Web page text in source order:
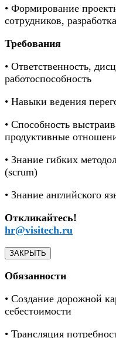
• Формирование
сотрудников,
Требования
• Ответственность,
работоспособность
• Навыки ведения
• Способность
продуктивные
• Знание гибких
(scrum)
• Знание английского
Откликайтесь!
hr@visitech.ru
ЗАКРЫТЬ
Обязанности
• Создание дорожной
себестоимости
• Трансляция